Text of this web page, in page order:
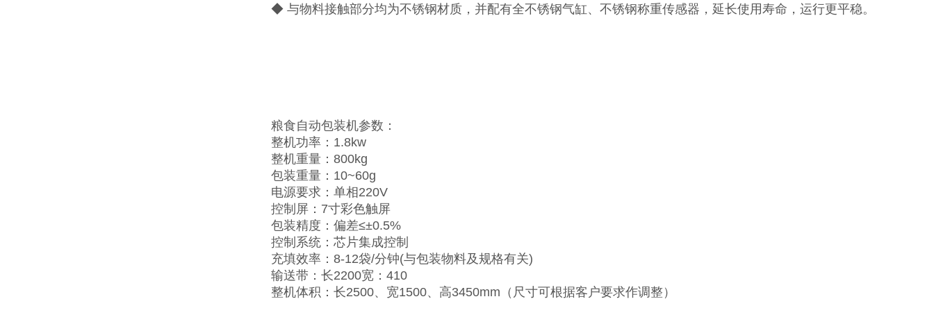
◆ 与物料接触部分均为不锈钢材质，并配有全不锈钢气缸、不锈钢称重传感器，延长使用寿命，运行更平稳。
粮食自动包装机参数：
整机功率：1.8kw
整机重量：800kg
包装重量：10~60g
电源要求：单相220V
控制屏：7寸彩色触屏
包装精度：偏差≤±0.5%
控制系统：芯片集成控制
充填效率：8-12袋/分钟(与包装物料及规格有关)
输送带：长2200宽：410
整机体积：长2500、宽1500、高3450mm（尺寸可根据客户要求作调整）